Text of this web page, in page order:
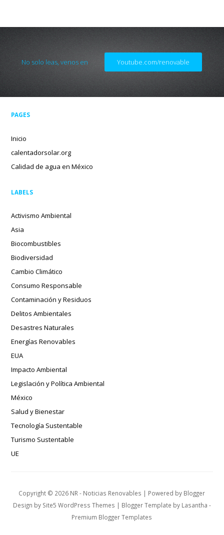
No solo leas, venos en Youtube.com/renovable
PAGES
Inicio
calentadorsolar.org
Calidad de agua en México
LABELS
Activismo Ambiental
Asia
Biocombustibles
Biodiversidad
Cambio Climático
Consumo Responsable
Contaminación y Residuos
Delitos Ambientales
Desastres Naturales
Energías Renovables
EUA
Impacto Ambiental
Legislación y Política Ambiental
México
Salud y Bienestar
Tecnología Sustentable
Turismo Sustentable
UE
Copyright © 2026 NR - Noticias Renovables | Powered by Blogger
Design by Site5 WordPress Themes | Blogger Template by Lasantha -
Premium Blogger Templates